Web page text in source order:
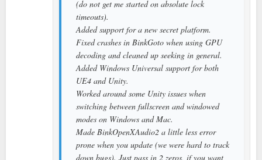
(do not get me started on absolute lock
timeouts).
Added support for a new secret platform.
Fixed crashes in BinkGoto when using GPU
decoding and cleaned up seeking in general.
Added Windows Universal support for both
UE4 and Unity.
Worked around some Unity issues when
switching between fullscreen and windowed
modes on Windows and Mac.
Made BinkOpenXAudio2 a little less error
prone when you update (we were hard to track
down bugs). Just pass in 2 zeros, if you want